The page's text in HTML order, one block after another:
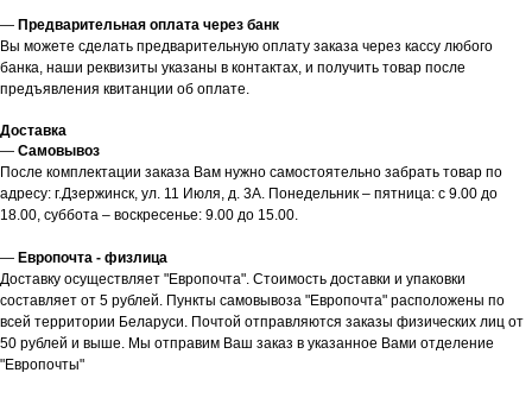
— Предварительная оплата через банк
Вы можете сделать предварительную оплату заказа через кассу любого
банка, наши реквизиты указаны в контактах, и получить товар после
предъявления квитанции об оплате.
Доставка
— Самовывоз
После комплектации заказа Вам нужно самостоятельно забрать товар по
адресу: г.Дзержинск, ул. 11 Июля, д. 3А. Понедельник – пятница: с 9.00 до
18.00, суббота – воскресенье: 9.00 до 15.00.
— Европочта - физлица
Доставку осуществляет "Европочта". Стоимость доставки и упаковки
составляет от 5 рублей. Пункты самовывоза "Европочта" расположены по
всей территории Беларуси. Почтой отправляются заказы физических лиц от
50 рублей и выше. Мы отправим Ваш заказ в указанное Вами отделение
"Европочты"